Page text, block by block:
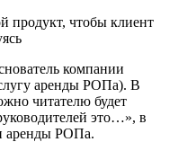
компании
аренды РОПа). В
читателю будет
это…», в
аренды РОПа.